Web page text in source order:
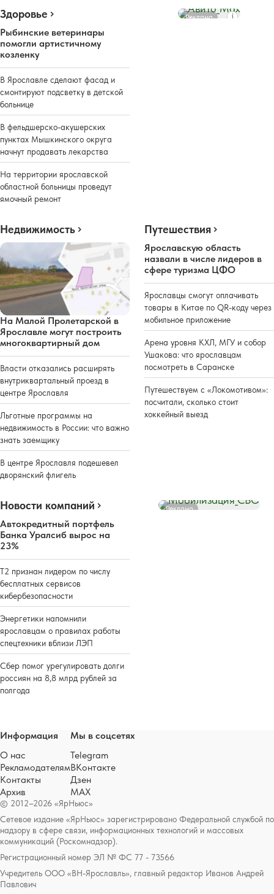
Здоровье
Рыбинские ветеринары
помогли артистичному
козленку
В Ярославле сделают фасад и
смонтируют подсветку в детской
больнице
В фельдшерско-акушерских
пунктах Мышкинского округа
начнут продавать лекарства
На территории ярославской
областной больницы проведут
ямочный ремонт
Реклама
Недвижимость
На Малой Пролетарской в
Ярославле могут построить
многоквартирный дом
Власти отказались расширять
внутриквартальный проезд в
центре Ярославля
Льготные программы на
недвижимость в России: что важно
знать заемщику
В центре Ярославля подешевел
дворянский флигель
Путешествия
Ярославскую область
назвали в числе лидеров в
сфере туризма ЦФО
Ярославцы смогут оплачивать
товары в Китае по QR-коду через
мобильное приложение
Арена уровня КХЛ, МГУ и собор
Ушакова: что ярославцам
посмотреть в Саранске
Путешествуем с «Локомотивом»:
посчитали, сколько стоит
хоккейный выезд
Новости компаний
Автокредитный портфель
Банка Уралсиб вырос на
23%
Т2 признан лидером по числу
бесплатных сервисов
кибербезопасности
Энергетики напомнили
ярославцам о правилах работы
спецтехники вблизи ЛЭП
Сбер помог урегулировать долги
россиян на 8,8 млрд рублей за
полгода
Реклама
© 2012–2026 «ЯрНьюс»
Сетевое издание «ЯрНьюс» зарегистрировано Федеральной службой по
надзору в сфере связи, информационных технологий и массовых
коммуникаций (Роскомнадзор).
Регистрационный номер ЭЛ № ФС 77 - 73566
Учредитель ООО «ВН-Ярославль», главный редактор Иванов Андрей
Павлович
Информация
О нас
Рекламодателям
Контакты
Архив
Мы в соцсетях
Telegram
ВКонтакте
Дзен
MAX